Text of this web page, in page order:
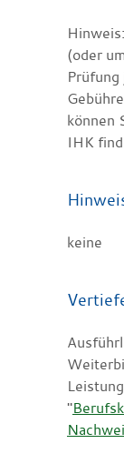
(oder
können
IHK
keine
"